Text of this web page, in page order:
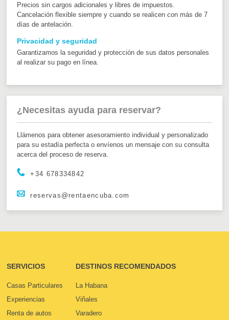
Precios sin cargos adicionales y libres de impuestos.
Cancelación flexible siempre y cuando se realicen con más de 7
días de antelación.
Privacidad y seguridad
Garantizamos la seguridad y protección de sus datos personales
al realizar su pago en línea.
¿Necesitas ayuda para reservar?
Llámenos para obtener asesoramiento individual y personalizado
para su estadía perfecta o envíenos un mensaje con su consulta
acerca del proceso de reserva.
+34 678334842
reservas@rentaencuba.com
SERVICIOS
Casas Particulares
Experiencias
Renta de autos
DESTINOS RECOMENDADOS
La Habana
Viñales
Varadero